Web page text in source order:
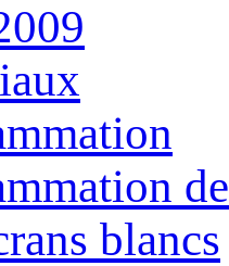
blancs